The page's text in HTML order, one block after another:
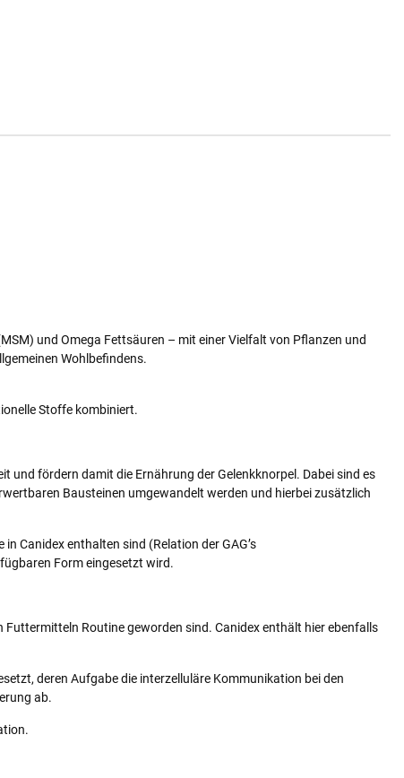
und Omega Fettsäuren – mit einer Vielfalt von Pflanzen und
Wohlbefindens.
Stoffe kombiniert.
und fördern damit die Ernährung der Gelenkknorpel. Dabei sind es
Bausteinen umgewandelt werden und hierbei zusätzlich
Canidex enthalten sind (Relation der GAG’s
Form eingesetzt wird.
Routine geworden sind. Canidex enthält hier ebenfalls
deren Aufgabe die interzelluläre Kommunikation bei den
ab.